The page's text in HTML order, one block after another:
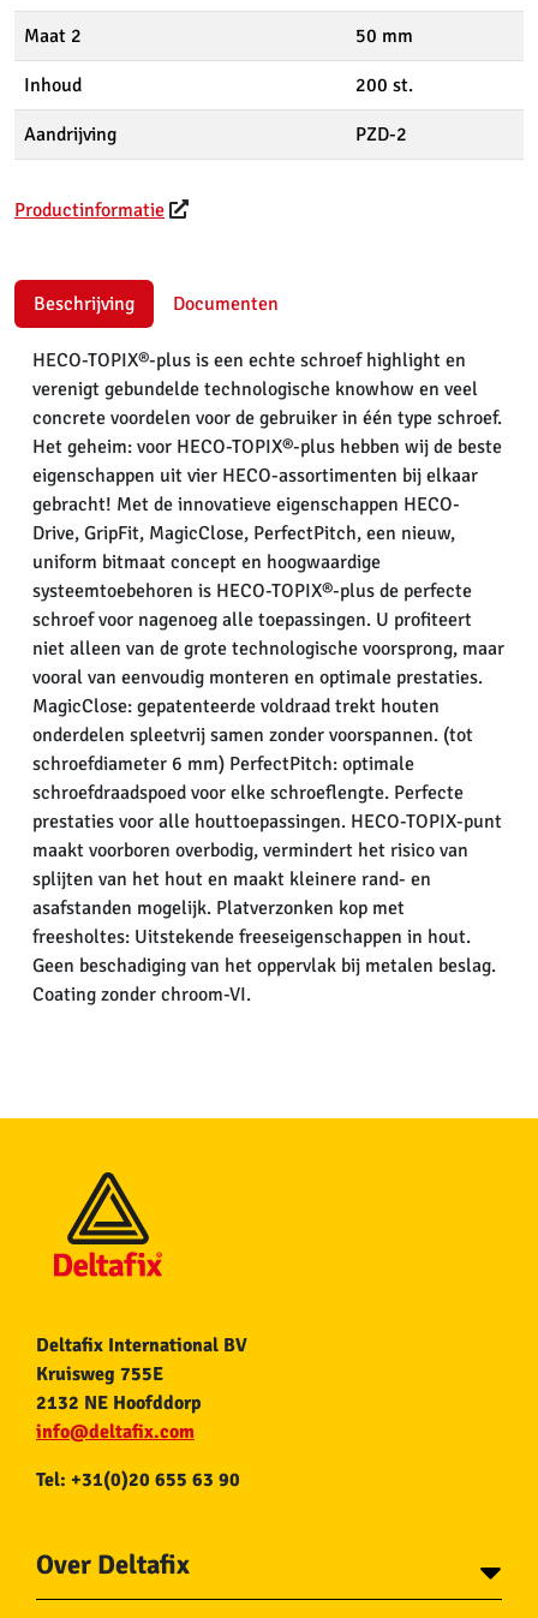
Maat 2 50 mm
Inhoud 200 st.
Aandrijving PZD-2
Productinformatie
Beschrijving Documenten
HECO-TOPIX®-plus is een echte schroef highlight en
verenigt gebundelde technologische knowhow en veel
concrete voordelen voor de gebruiker in één type schroef.
Het geheim: voor HECO-TOPIX®-plus hebben wij de beste
eigenschappen uit vier HECO-assortimenten bij elkaar
gebracht! Met de innovatieve eigenschappen HECO-
Drive, GripFit, MagicClose, PerfectPitch, een nieuw,
uniform bitmaat concept en hoogwaardige
systeemtoebehoren is HECO-TOPIX®-plus de perfecte
schroef voor nagenoeg alle toepassingen. U profiteert
niet alleen van de grote technologische voorsprong, maar
vooral van eenvoudig monteren en optimale prestaties.
MagicClose: gepatenteerde voldraad trekt houten
onderdelen spleetvrij samen zonder voorspannen. (tot
schroefdiameter 6 mm) PerfectPitch: optimale
schroefdraadspoed voor elke schroeflengte. Perfecte
prestaties voor alle houttoepassingen. HECO-TOPIX-punt
maakt voorboren overbodig, vermindert het risico van
splijten van het hout en maakt kleinere rand- en
asafstanden mogelijk. Platverzonken kop met
freesholtes: Uitstekende freeseigenschappen in hout.
Geen beschadiging van het oppervlak bij metalen beslag.
Coating zonder chroom-VI.
Deltafix International BV
Kruisweg 755E
2132 NE Hoofddorp
info@deltafix.com
Tel: +31(0)20 655 63 90
Over Deltafix